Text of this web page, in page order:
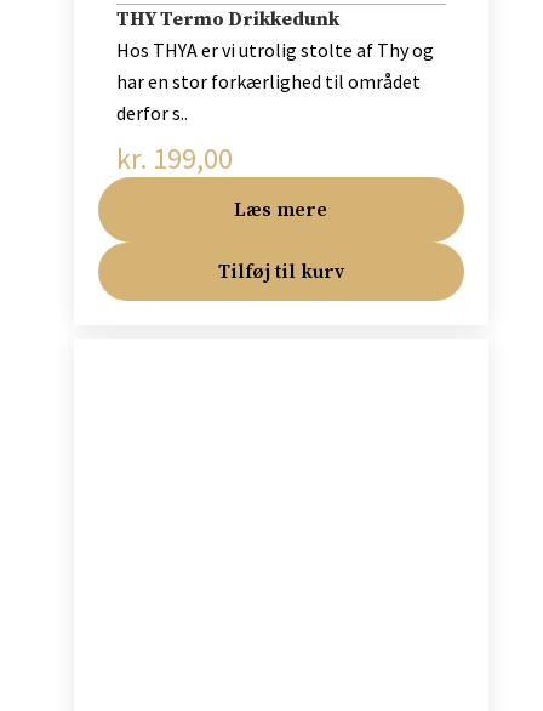
THY Termo Drikkedunk
Hos THYA er vi utrolig stolte af Thy og
har en stor forkærlighed til området
derfor s..
kr. 199,00
Læs mere
Tilføj til kurv